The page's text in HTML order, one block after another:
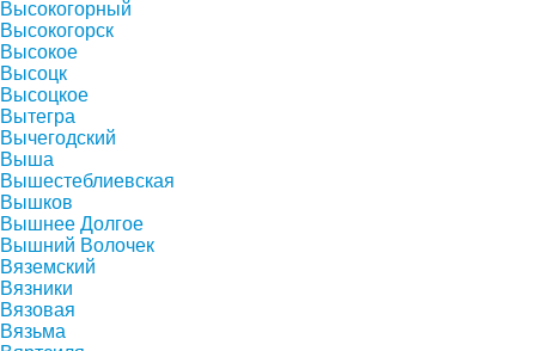
Высокогорный
Высокогорск
Высокое
Высоцк
Высоцкое
Вытегра
Вычегодский
Выша
Вышестеблиевская
Вышков
Вышнее Долгое
Вышний Волочек
Вяземский
Вязники
Вязовая
Вязьма